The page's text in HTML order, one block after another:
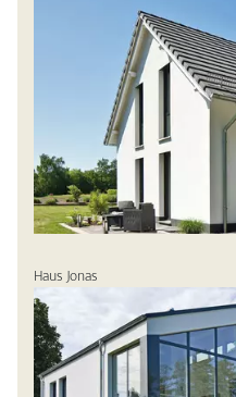
Haus Jonas